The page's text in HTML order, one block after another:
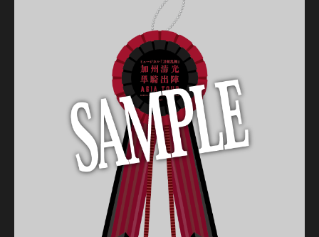
加州清光 単騎出陣 極
髭切 単騎出陣 ～夢幻泡影～
江 おん すていじ かうんとだうんぱーてぃー